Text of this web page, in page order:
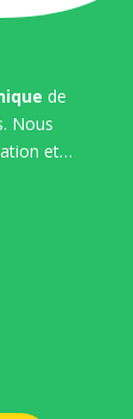
de
Nous
et…